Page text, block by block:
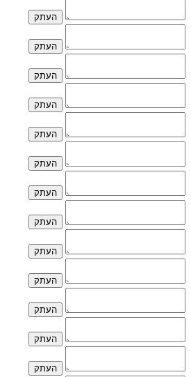
העתק
העתק
העתק
העתק
העתק
העתק
העתק
העתק
העתק
העתק
העתק
העתק
העתק